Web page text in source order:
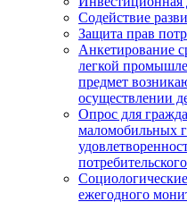
Содействие
Защита прав
Анкетирование
легкой
предмет
осуществлении
Опрос для
маломобильных
ежегодного